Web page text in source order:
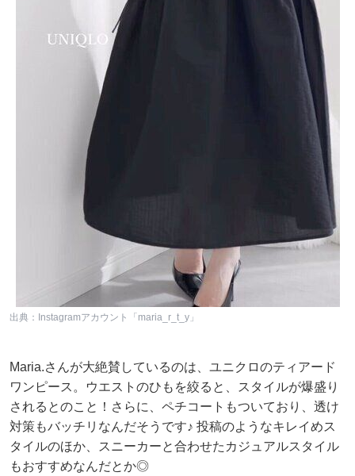
出典：Instagramアカウント「maria_r_t_y」
Maria.さんが大絶賛しているのは、ユニクロのティアード
ワンピース。ウエストのひもを絞ると、スタイルが爆盛り
されるとのこと！さらに、ペチコートもついており、透け
対策もバッチリなんだそうです♪ 投稿のようなキレイめス
タイルのほか、スニーカーと合わせたカジュアルスタイル
もおすすめなんだとか◎